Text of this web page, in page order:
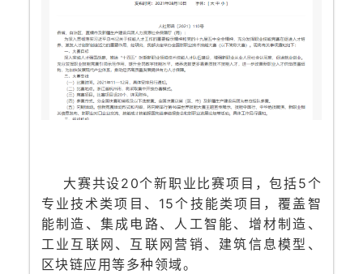
大赛共设20个新职业比赛项目，包括5个
专业技术类项目、15个技能类项目，覆盖智
能制造、集成电路、人工智能、增材制造、
工业互联网、互联网营销、建筑信息模型、
区块链应用等多种领域。